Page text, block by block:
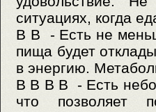
ситуациях, когда
В В - Есть не
пища будет
в энергию.
В В В В - Есть
что позволяет